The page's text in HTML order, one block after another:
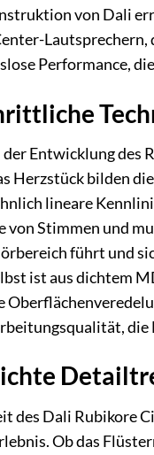
von Dali
Lautsprechern,
Performance,
Entwicklung des
Herzstück bilden
lineare
von Stimmen und
führt und
ist aus dichtem
des Dali Rubikore
Ob das